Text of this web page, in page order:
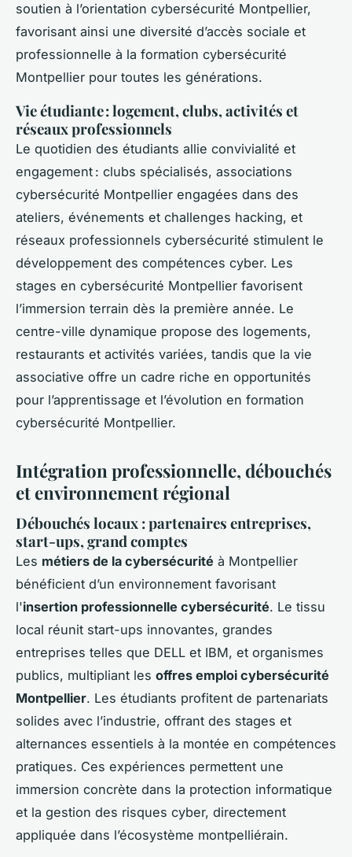
soutien à l’orientation cybersécurité Montpellier,
favorisant ainsi une diversité d’accès sociale et
professionnelle à la formation cybersécurité
Montpellier pour toutes les générations.
Vie étudiante : logement, clubs, activités et
réseaux professionnels
Le quotidien des étudiants allie convivialité et
engagement : clubs spécialisés, associations
cybersécurité Montpellier engagées dans des
ateliers, événements et challenges hacking, et
réseaux professionnels cybersécurité stimulent le
développement des compétences cyber. Les
stages en cybersécurité Montpellier favorisent
l’immersion terrain dès la première année. Le
centre-ville dynamique propose des logements,
restaurants et activités variées, tandis que la vie
associative offre un cadre riche en opportunités
pour l’apprentissage et l’évolution en formation
cybersécurité Montpellier.
Intégration professionnelle, débouchés
et environnement régional
Débouchés locaux : partenaires entreprises,
start-ups, grand comptes
Les métiers de la cybersécurité à Montpellier
bénéficient d’un environnement favorisant
l'insertion professionnelle cybersécurité. Le tissu
local réunit start-ups innovantes, grandes
entreprises telles que DELL et IBM, et organismes
publics, multipliant les offres emploi cybersécurité
Montpellier. Les étudiants profitent de partenariats
solides avec l’industrie, offrant des stages et
alternances essentiels à la montée en compétences
pratiques. Ces expériences permettent une
immersion concrète dans la protection informatique
et la gestion des risques cyber, directement
appliquée dans l’écosystème montpelliérain.